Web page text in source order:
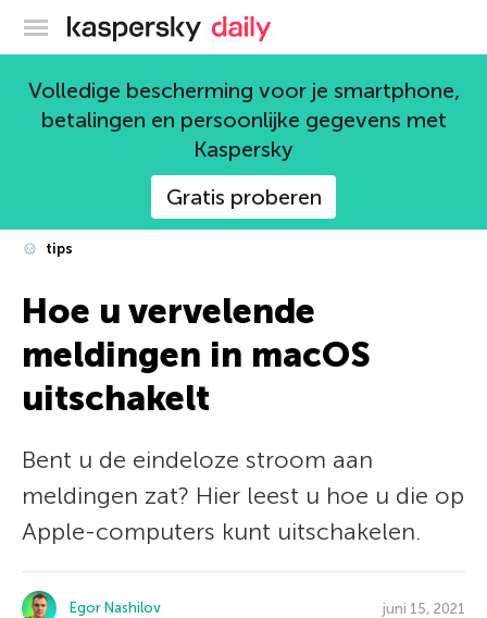
Kaspersky official blog
Volledige bescherming voor je smartphone,
betalingen en persoonlijke gegevens met
Kaspersky
Gratis proberen
tips
Hoe u vervelende
meldingen in macOS
uitschakelt
Bent u de eindeloze stroom aan
meldingen zat? Hier leest u hoe u die op
Apple-computers kunt uitschakelen.
Egor Nashilov juni 15, 2021